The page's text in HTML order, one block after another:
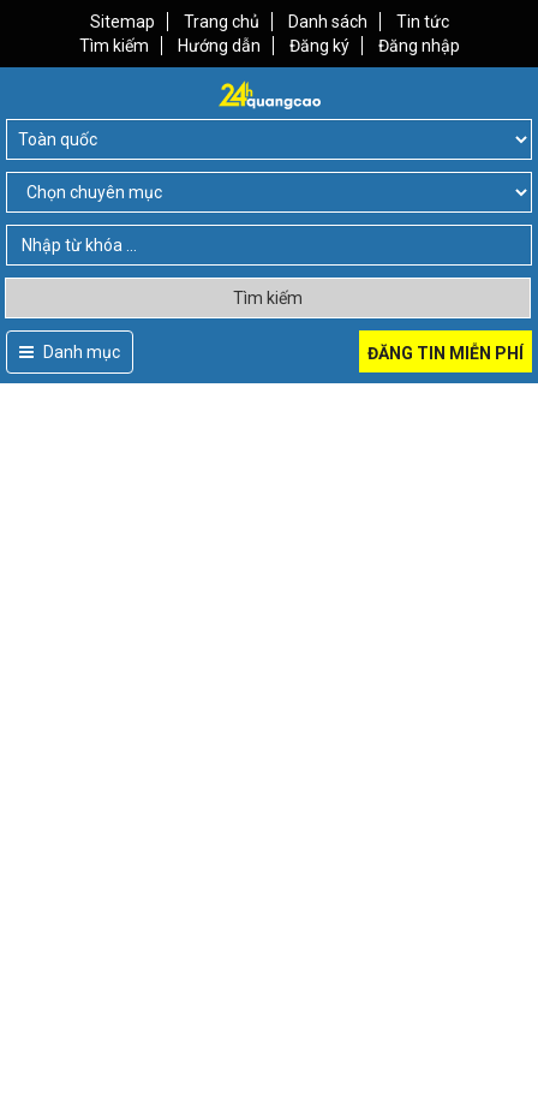
Sitemap Trang chủ Danh sách
Tin tức
Tìm kiếm
Hướng dẫn Đăng ký Đăng nhập
Tìm kiếm
Danh mục ĐĂNG TIN MIỄN PHÍ